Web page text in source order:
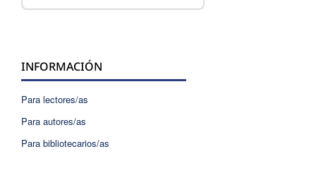
INFORMACIÓN
Para lectores/as
Para autores/as
Para bibliotecarios/as